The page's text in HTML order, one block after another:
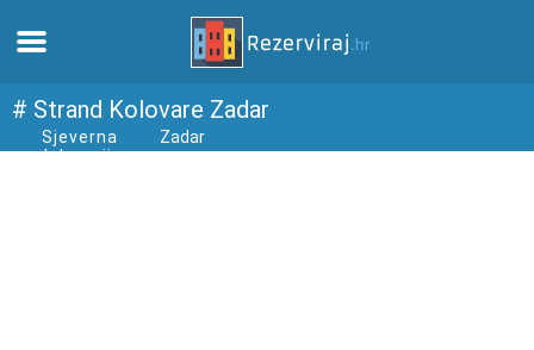
Thuis
# Strand Kolovare Zadar
Sjeverna
dalmacija
Zadar